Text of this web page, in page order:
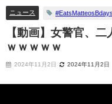
ニュース
【動画】女警官、
ｗｗｗｗｗ
2024年11月2日 2024年11月2日